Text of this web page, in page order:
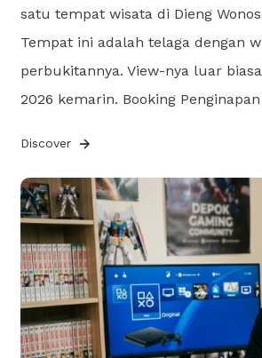
satu tempat wisata di Dieng
Tempat ini adalah telaga dengan
perbukitannya. View-nya luar
2026 kemarin. Booking
Discover